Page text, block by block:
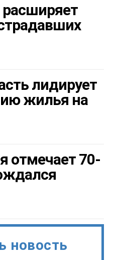
лидирует
жилья на
отмечает 70-
новость